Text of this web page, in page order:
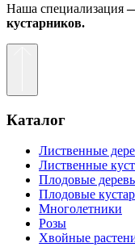
Наша специализация
кустарников.
Каталог
Лиственные
Лиственные
Плодовые
Плодовые
Многолетники
Розы
Хвойные